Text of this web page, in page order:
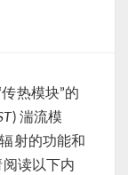
热模块”的
) 湍流模
射的功能和
读以下内